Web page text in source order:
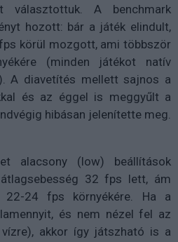
választottuk. A benchmark
hozott: bár a játék elindult,
körül mozgott, ami többször
(minden játékot natív
A diavetítés mellett sajnos a
és az éggel is meggyűlt a
hibásan jelenítette meg.
alacsony (low) beállítások
32 fps lett, ám
22-24 fps környékére. Ha a
és nem nézel fel az
akkor így játszható is a